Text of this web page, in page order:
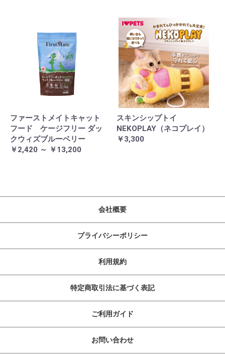
ファーストメイトキャット
フード ケージフリー ダッ
クウィズブルーベリー
￥2,420 ～ ￥13,200
スキンシップトイ
NEKOPLAY（ネコプレイ）
￥3,300
会社概要
プライバシーポリシー
利用規約
特定商取引法に基づく表記
ご利用ガイド
お問い合わせ